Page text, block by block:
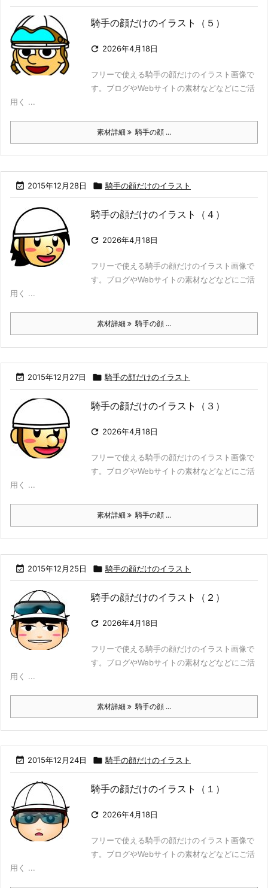
騎手の顔だけのイラスト（５）
 2026年4月18日
フリーで使える騎手の顔だけのイラスト画像で
す。ブログやWebサイトの素材などなどにご活
用く ...
素材詳細 騎手の顔 ...
 2015年12月28日  騎手の顔だけのイラスト
騎手の顔だけのイラスト（４）
 2026年4月18日
フリーで使える騎手の顔だけのイラスト画像で
す。ブログやWebサイトの素材などなどにご活
用く ...
素材詳細 騎手の顔 ...
 2015年12月27日  騎手の顔だけのイラスト
騎手の顔だけのイラスト（３）
 2026年4月18日
フリーで使える騎手の顔だけのイラスト画像で
す。ブログやWebサイトの素材などなどにご活
用く ...
素材詳細 騎手の顔 ...
 2015年12月25日  騎手の顔だけのイラスト
騎手の顔だけのイラスト（２）
 2026年4月18日
フリーで使える騎手の顔だけのイラスト画像で
す。ブログやWebサイトの素材などなどにご活
用く ...
素材詳細 騎手の顔 ...
 2015年12月24日  騎手の顔だけのイラスト
騎手の顔だけのイラスト（１）
 2026年4月18日
フリーで使える騎手の顔だけのイラスト画像で
す。ブログやWebサイトの素材などなどにご活
用く ...